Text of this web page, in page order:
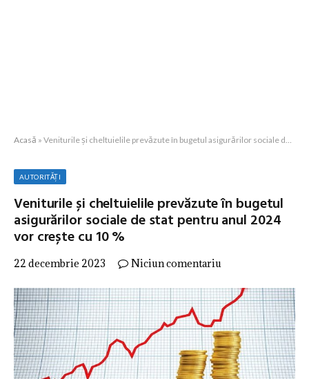
Acasă » Veniturile și cheltuielile prevăzute în bugetul asigurărilor sociale de stat pentru anul 2024 vor crește cu 10 %
AUTORITĂȚI
Veniturile și cheltuielile prevăzute în bugetul
asigurărilor sociale de stat pentru anul 2024
vor crește cu 10 %
22 decembrie 2023 Niciun comentariu